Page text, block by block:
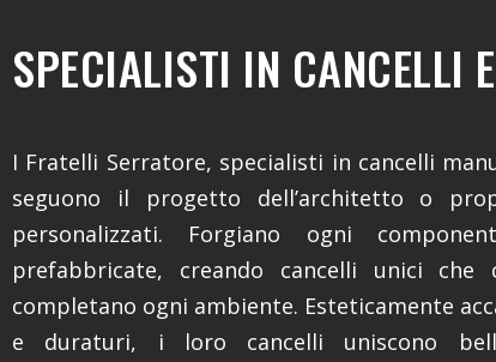
SPECIALISTI IN CANCELLI
I Fratelli Serratore, specialisti in cancelli
seguono il progetto dell’architetto o
personalizzati. Forgiano ogni
prefabbricate, creando cancelli unici che
completano ogni ambiente. Esteticamente
e duraturi, i loro cancelli uniscono